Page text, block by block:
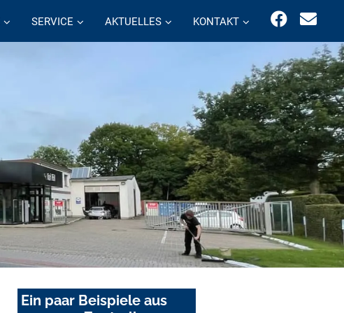
SERVICE AKTUELLES KONTAKT
Ein paar Beispiele aus